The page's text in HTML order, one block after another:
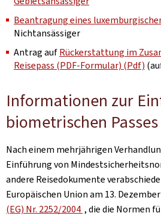
Beantragung eines
Nichtansässiger
Antrag aufRückerstattung im
Reisepass (PDF-Formular) (Pdf)
Informationen zur
biometrischen Passes
Nach einem mehrjährigen
Einführung von
andere Reisedokumente
Europäischen Union am 13.
(EG) Nr. 2252/2004 , die die Normen